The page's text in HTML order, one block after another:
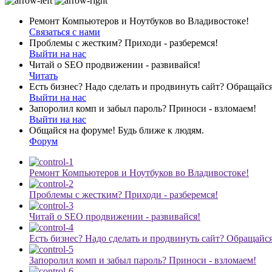
Ремонт Компьютеров и Ноутбуков во Владивостоке!
Связаться с нами
Проблемы с жестким? Приходи - разберемся!
Выйти на нас
Читай о SEO продвижении - развивайся!
Читать
Есть бизнес? Надо сделать и продвинуть сайт?
Выйти на нас
Запоролил комп и забыл пароль? Приноси - взломаем!
Выйти на нас
Общайся на форуме! Будь ближе к людям.
Форум
Ремонт Компьютеров и Ноутбуков во Владивостоке!
Проблемы с жестким? Приходи - разберемся!
Читай о SEO продвижении - развивайся!
Есть бизнес? Надо сделать и продвинуть сайт?
Запоролил комп и забыл пароль? Приноси - взломаем!